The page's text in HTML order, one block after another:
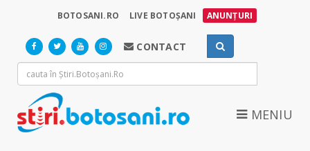
BOTOSANI.RO LIVE BOTOȘANI ANUNȚURI
CONTACT
MENIU